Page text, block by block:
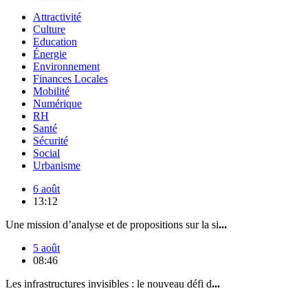
Attractivité
Culture
Education
Énergie
Environnement
Finances Locales
Mobilité
Numérique
RH
Santé
Sécurité
Social
Urbanisme
6 août
13:12
Une mission d’analyse et de propositions sur la si...
5 août
08:46
Les infrastructures invisibles : le nouveau défi d...